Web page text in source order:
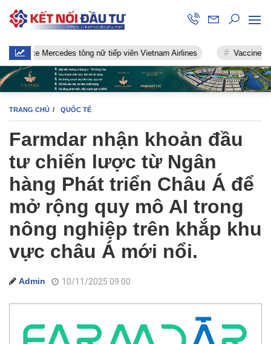
Mercedes tông nữ tiếp viên Vietnam Airlines Vaccine chống
TRANG CHỦ QUỐC TẾ
Farmdar nhận khoản đầu
tư chiến lược từ Ngân
hàng Phát triển Châu Á để
mở rộng quy mô AI trong
nông nghiệp trên khắp khu
vực châu Á mới nổi.
Admin 10/11/2025 09:00